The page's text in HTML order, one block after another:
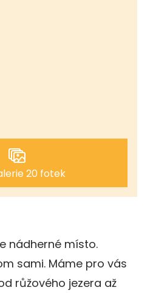
20 fotek
nádherné místo.
sami. Máme pro vás
růžového jezera až